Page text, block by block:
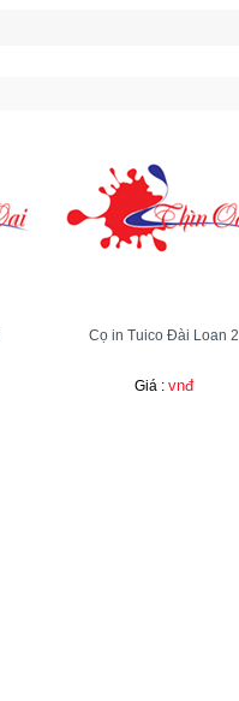
Cọ in Tuico Đài Loan 2
Giá : vnđ